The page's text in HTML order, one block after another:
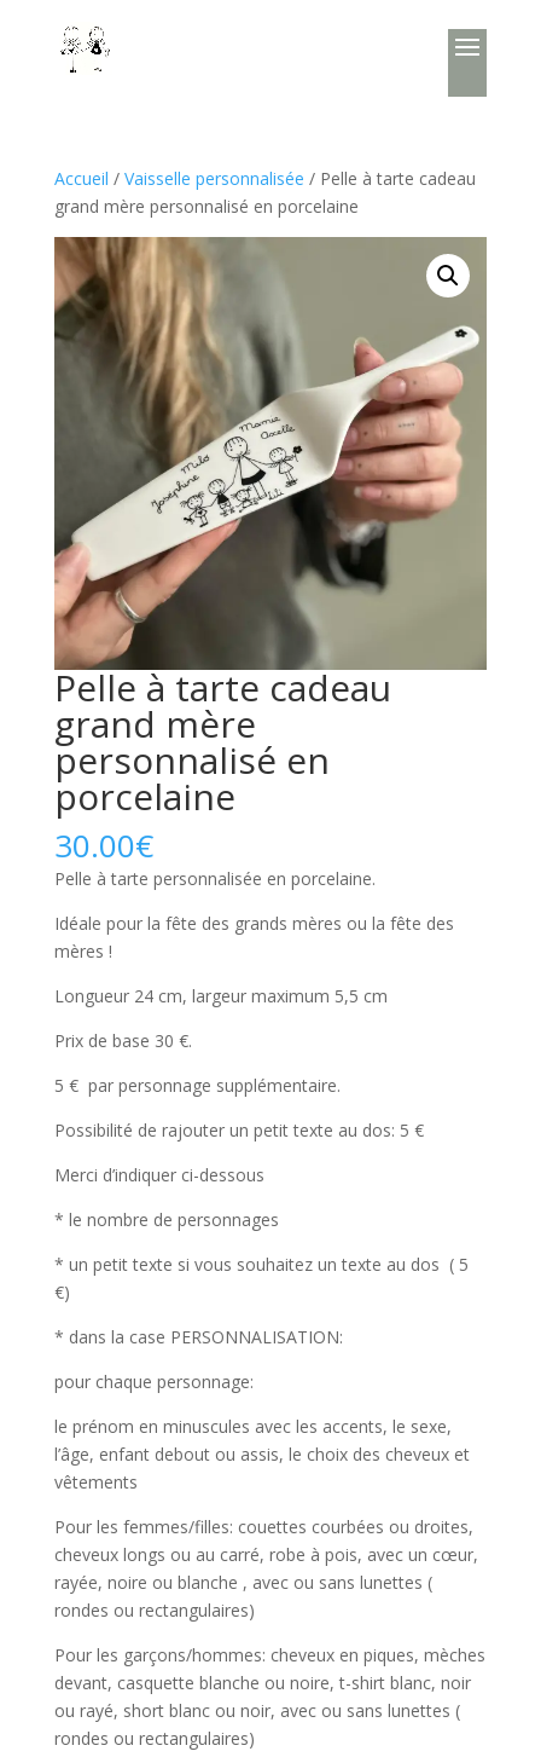
Accueil / Vaisselle personnalisée / Pelle à tarte cadeau
grand mère personnalisé en porcelaine
Pelle à tarte cadeau
grand mère
personnalisé en
porcelaine
30.00€
Pelle à tarte personnalisée en porcelaine.
Idéale pour la fête des grands mères ou la fête des
mères !
Longueur 24 cm, largeur maximum 5,5 cm
Prix de base 30 €.
5 € par personnage supplémentaire.
Possibilité de rajouter un petit texte au dos: 5 €
Merci d’indiquer ci-dessous
* le nombre de personnages
* un petit texte si vous souhaitez un texte au dos ( 5
€)
* dans la case PERSONNALISATION:
pour chaque personnage:
le prénom en minuscules avec les accents, le sexe,
l’âge, enfant debout ou assis, le choix des cheveux et
vêtements
Pour les femmes/filles: couettes courbées ou droites,
cheveux longs ou au carré, robe à pois, avec un cœur,
rayée, noire ou blanche , avec ou sans lunettes (
rondes ou rectangulaires)
Pour les garçons/hommes: cheveux en piques, mèches
devant, casquette blanche ou noire, t-shirt blanc, noir
ou rayé, short blanc ou noir, avec ou sans lunettes (
rondes ou rectangulaires)